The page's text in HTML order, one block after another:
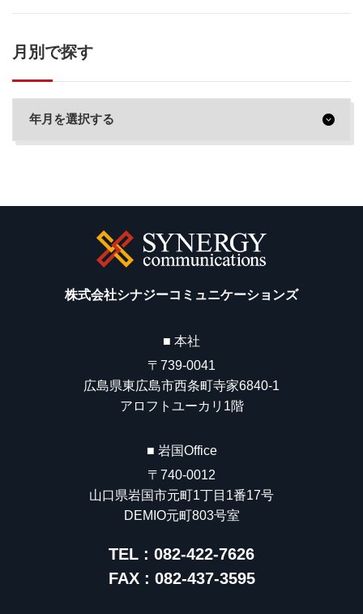
月別で探す
株式会社シナジーコミュニケーションズ
■ 本社
〒739-0041
広島県東広島市西条町寺家6840-1
アロフトユーカリ1階
■ 岩国Office
〒740-0012
山口県岩国市元町1丁目1番17号
DEMIO元町803号室
TEL : 082-422-7626
FAX : 082-437-3595